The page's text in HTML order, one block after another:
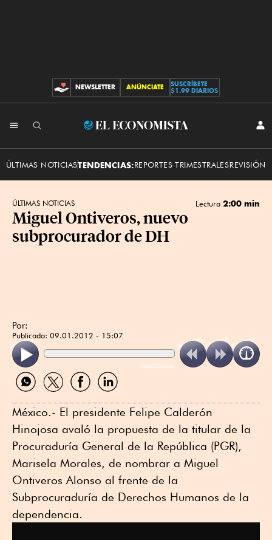
CONTRIBUCIONES
NEWSLETTER ANÚNCIATE
SUSCRÍBETE
$1.99 DIARIOS
El
ÚLTIMAS NOTICIASTENDENCIAS:REPORTES TRIMESTRALESREVISIÓN
ÚLTIMAS NOTICIAS Lectura 2:00 min
Miguel Ontiveros, nuevo
subprocurador de DH
Por:
Publicado: 09.01.2012 - 15:07
ReadSpeaker
Compartir
por
Compartir
por
Compartir
por
Compartir
por
México.- El presidente Felipe Calderón
Hinojosa avaló la propuesta de la titular de la
Procuraduría General de la República (PGR),
Marisela Morales, de nombrar a Miguel
Ontiveros Alonso al frente de la
Subprocuraduría de Derechos Humanos de la
dependencia.